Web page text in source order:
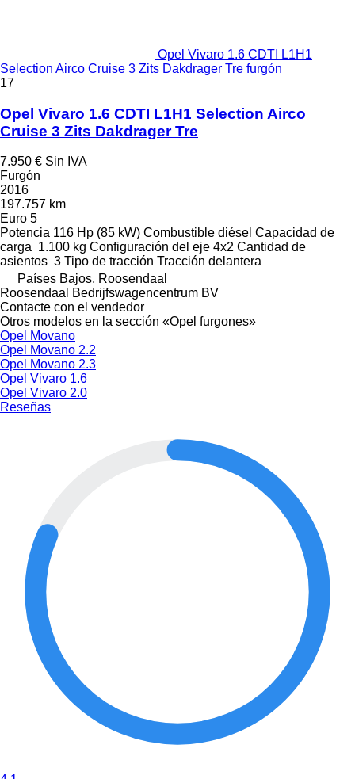
Opel Vivaro 1.6 CDTI L1H1
Selection Airco Cruise 3 Zits Dakdrager Tre furgón
17
Opel Vivaro 1.6 CDTI L1H1 Selection Airco
Cruise 3 Zits Dakdrager Tre
7.950 € Sin IVA
Furgón
2016
197.757 km
Euro 5
Potencia 116 Hp (85 kW) Combustible diésel Capacidad de
carga 1.100 kg Configuración del eje 4x2 Cantidad de
asientos 3 Tipo de tracción Tracción delantera
Países Bajos, Roosendaal
Roosendaal Bedrijfswagencentrum BV
Contacte con el vendedor
Otros modelos en la sección «Opel furgones»
Opel Movano
Opel Movano 2.2
Opel Movano 2.3
Opel Vivaro 1.6
Opel Vivaro 2.0
Reseñas